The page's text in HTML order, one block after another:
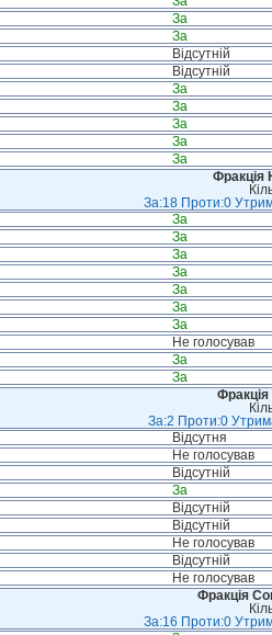
За
За
Відсутній
Відсутній
За
За
За
За
За
Фракція
За:18 Проти:0
За
За
За
За
За
За
За
Не голосував
За
За
Фракція
За:2 Проти:0
Відсутня
Не голосував
Відсутній
За
Відсутній
Відсутній
Не голосував
Відсутній
Не голосував
Фракція
За:16 Проти:0